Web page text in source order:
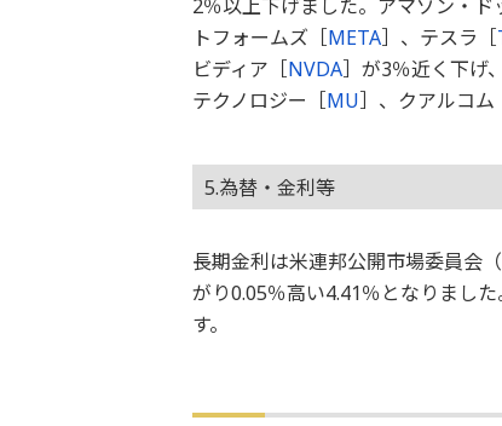
2％以上下げました。アマゾン・ド
トフォームズ［META］、テスラ［
ビディア［NVDA］が3％近く下げ
テクノロジー［MU］、クアルコム
5.為替・金利等
長期金利は米連邦公開市場委員会
がり0.05％高い4.41％となりまし
す。